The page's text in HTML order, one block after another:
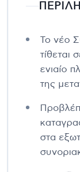
Το νέο
τίθεται
ενιαίο
της
στα